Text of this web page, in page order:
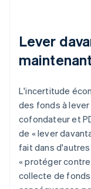
Lever
maintenant
L'incertitude
des fonds à
cofondateur et
de « lever
fait dans
« protéger
collecte de fonds